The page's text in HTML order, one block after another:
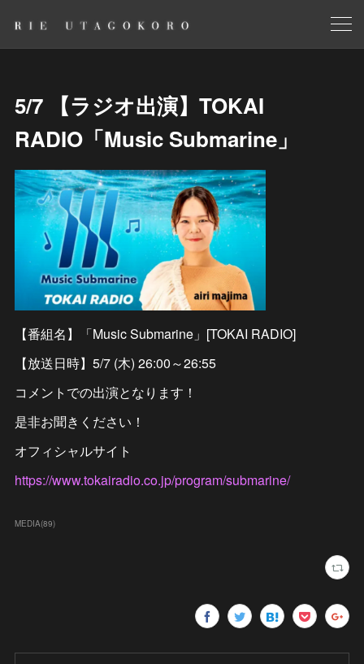
5/7 【ラジオ出演】TOKAI
RADIO「Music Submarine」
【番組名】「Music Submarine」[TOKAI RADIO]
【放送日時】5/7 (木) 26:00～26:55
コメントでの出演となります！
是非お聞きください！
オフィシャルサイト
https://www.tokairadio.co.jp/program/submarine/
MEDIA(89)